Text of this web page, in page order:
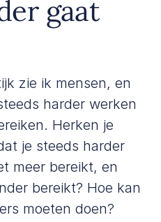
gaat
zie ik mensen, en
harder werken
Herken je
je steeds harder
meer bereikt, en
bereikt? Hoe kan
moeten doen?